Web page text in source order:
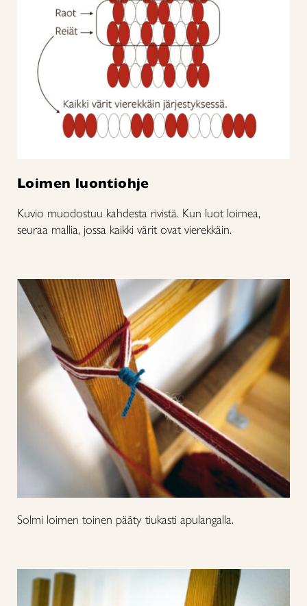
Loimen luontiohje
Kuvio muodostuu kahdesta rivistä. Kun luot loimea,
seuraa mallia, jossa kaikki värit ovat vierekkäin.
Solmi loimen toinen pääty tiukasti apulangalla.